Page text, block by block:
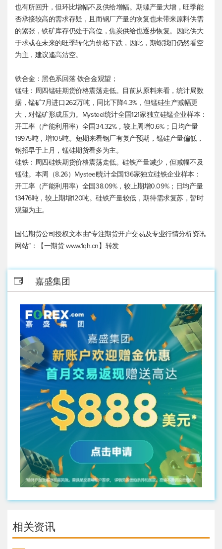
也有所回升，但环比增幅不及供给增幅。期螺产量大增，旺季能
否承接较高的需求存疑，且而钢厂产量的恢复也未带来原料供需
的紧张，铁矿库存仍处于高位，焦炭供给也逐步恢复。因此供大
于求或在未来的旺季转化为价格下跌，因此，期螺我们仍然看空
为主，建议逢高沽空。
铁合金：黑色系回落 铁合金观望；
锰硅：周四锰硅期货价格震荡走低。目前从原料来看，统计局数
据，锰矿7月进口262万吨，同比下降4.3%，但锰硅生产减幅更
大，对锰矿形成压力。Mysteel统计全国121家独立硅锰企业样本：
开工率（产能利用率）全国34.32%，较上周增0.6%；日均产量
19975吨，增105吨。短期来看钢厂有复产预期，锰硅产量偏低，
钢招早于上月，锰硅期货看多为主。
硅铁：周四硅铁期货价格震荡走低。硅铁产量减少，但减幅不及
锰硅。本周（8.26）Mysteel统计全国136家独立硅铁企业样本：
开工率（产能利用率）全国38.09%，较上期增0.09%；日均产量
13476吨，较上期增120吨。硅铁产量较低，期待需求复苏，暂时
观望为主。
国信期货公司授权文本由“专注期货开户交易及专业行情分析资讯
网站”：【一期货 www.1qh.cn】转发
嘉盛集团
相关资讯